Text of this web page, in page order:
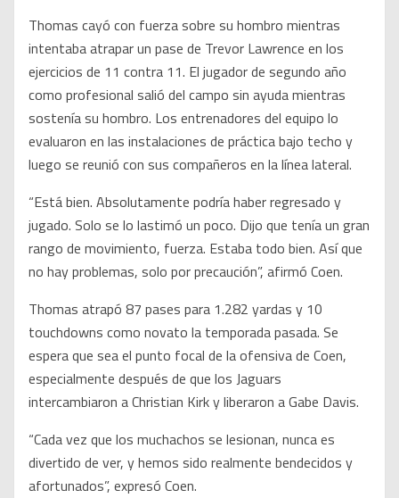
Thomas cayó con fuerza sobre su hombro mientras
intentaba atrapar un pase de Trevor Lawrence en los
ejercicios de 11 contra 11. El jugador de segundo año
como profesional salió del campo sin ayuda mientras
sostenía su hombro. Los entrenadores del equipo lo
evaluaron en las instalaciones de práctica bajo techo y
luego se reunió con sus compañeros en la línea lateral.
“Está bien. Absolutamente podría haber regresado y
jugado. Solo se lo lastimó un poco. Dijo que tenía un gran
rango de movimiento, fuerza. Estaba todo bien. Así que
no hay problemas, solo por precaución”, afirmó Coen.
Thomas atrapó 87 pases para 1.282 yardas y 10
touchdowns como novato la temporada pasada. Se
espera que sea el punto focal de la ofensiva de Coen,
especialmente después de que los Jaguars
intercambiaron a Christian Kirk y liberaron a Gabe Davis.
“Cada vez que los muchachos se lesionan, nunca es
divertido de ver, y hemos sido realmente bendecidos y
afortunados”, expresó Coen.